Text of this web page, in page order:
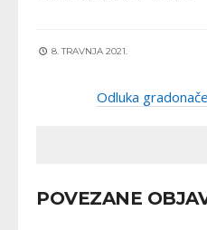
8. TRAVNJA 2021.
Odluka
POVEZANE